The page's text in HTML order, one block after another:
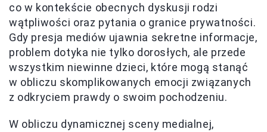
co w kontekście obecnych dyskusji rodzi
wątpliwości oraz pytania o granice prywatności.
Gdy presja mediów ujawnia sekretne informacje,
problem dotyka nie tylko dorosłych, ale przede
wszystkim niewinne dzieci, które mogą stanąć
w obliczu skomplikowanych emocji związanych
z odkryciem prawdy o swoim pochodzeniu.
W obliczu dynamicznej sceny medialnej,